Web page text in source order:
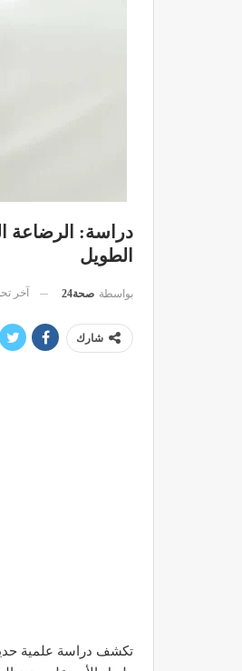
دراسة: الرضاعة
الطويل
بواسطة صحة24 آخر
شارك
تكشف دراسة علمية